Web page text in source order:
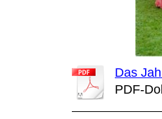
Das
PDF-